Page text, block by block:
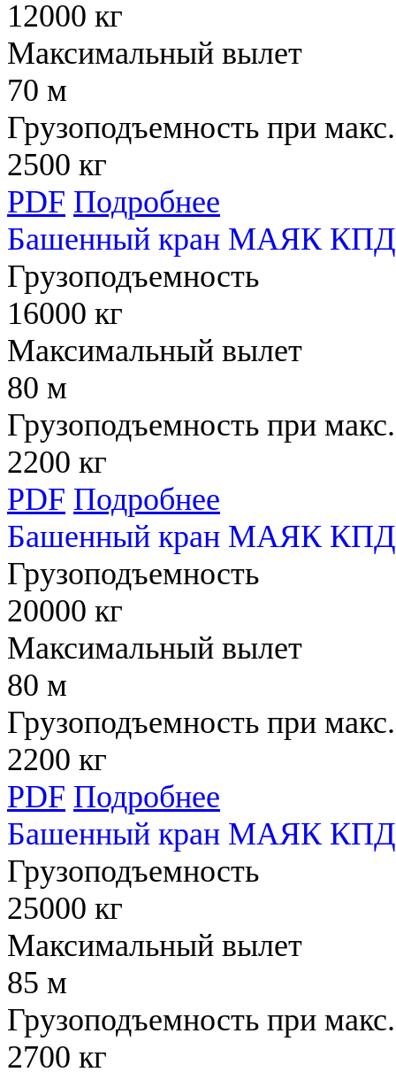
12000 кг
Максимальный вылет
70 м
Грузоподъемность при
2500 кг
PDF Подробнее
Башенный кран МАЯК КПД
Грузоподъемность
16000 кг
Максимальный вылет
80 м
Грузоподъемность при
2200 кг
PDF Подробнее
Башенный кран МАЯК КПД
Грузоподъемность
20000 кг
Максимальный вылет
80 м
Грузоподъемность при
2200 кг
PDF Подробнее
Башенный кран МАЯК КПД
Грузоподъемность
25000 кг
Максимальный вылет
85 м
Грузоподъемность при
2700 кг